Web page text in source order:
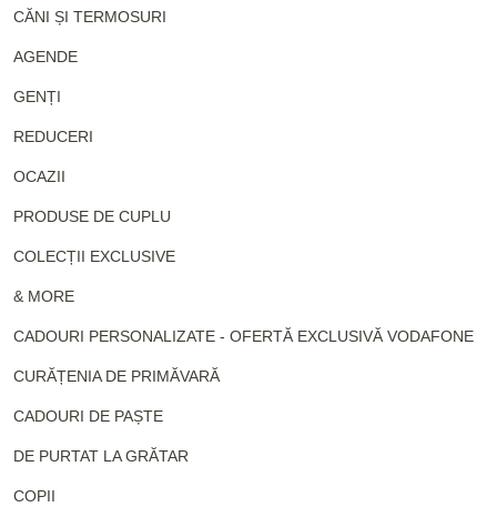
CĂNI ȘI TERMOSURI
AGENDE
GENȚI
REDUCERI
OCAZII
PRODUSE DE CUPLU
COLECȚII EXCLUSIVE
& MORE
CADOURI PERSONALIZATE - OFERTĂ EXCLUSIVĂ VODAFONE
CURĂȚENIA DE PRIMĂVARĂ
CADOURI DE PAȘTE
DE PURTAT LA GRĂTAR
COPII